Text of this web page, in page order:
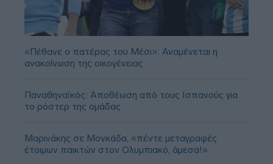
«Πέθανε ο πατέρας του Μέσι»: Αναμένεται η
ανακοίνωση της οικογένειας
Παναθηναϊκός: Αποθέωση από τους Ισπανούς για
το ρόστερ της ομάδας
Μαρινάκης σε Μονκάδα, «πέντε μεταγραφές
έτοιμων παικτών στον Ολυμπιακό, άμεσα!»